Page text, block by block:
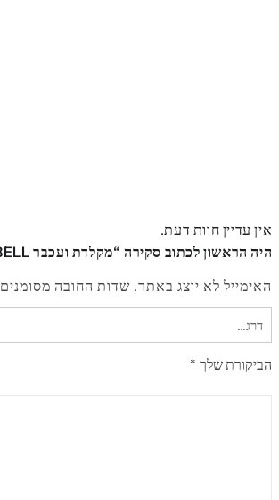
אין עדיין חוות דעת.
היה הראשון לכתוב סקירה “מקלדת ועכבר PACKARD BELL עברית/אנגלית”
האימייל לא יוצג באתר. שדות החובה מסומנים
הביקורת שלך *